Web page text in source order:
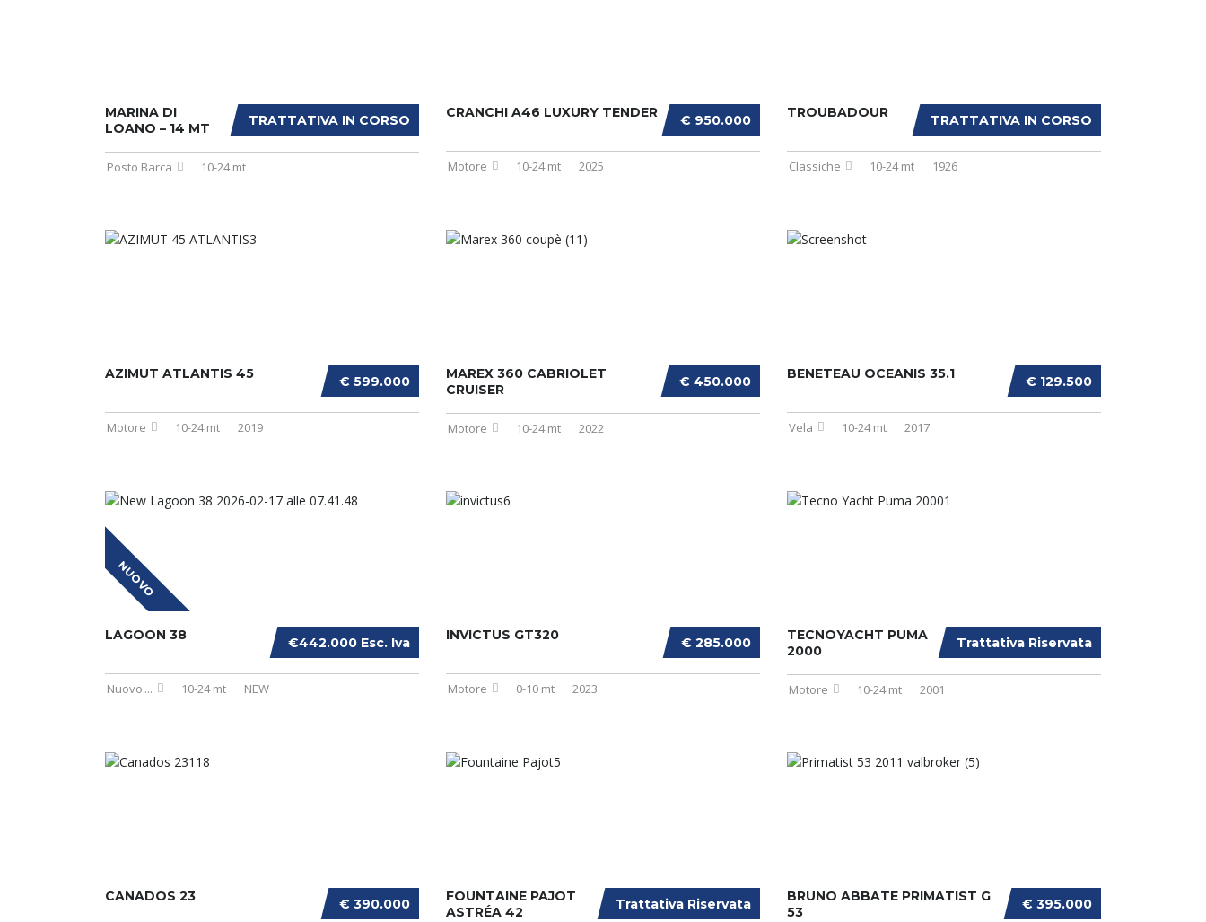
TRATTATIVA IN CORSO
MARINA DI
LOANO – 14 MT
Posto Barca 10-24 mt
€ 950.000
CRANCHI A46 LUXURY TENDER
Motore 10-24 mt 2025
TRATTATIVA IN CORSO
TROUBADOUR
Classiche 10-24 mt 1926
€ 599.000
AZIMUT ATLANTIS 45
Motore 10-24 mt 2019
€ 450.000
MAREX 360 CABRIOLET
CRUISER
Motore 10-24 mt 2022
€ 129.500
BENETEAU OCEANIS 35.1
Vela 10-24 mt 2017
NUOVO
€442.000 Esc. Iva
LAGOON 38
Nuovo ... 10-24 mt NEW
€ 285.000
INVICTUS GT320
Motore 0-10 mt 2023
Trattativa Riservata
TECNOYACHT PUMA
2000
Motore 10-24 mt 2001
€ 390.000
CANADOS 23 Trattativa Riservata
FOUNTAINE PAJOT
ASTRÉA 42
€ 395.000
BRUNO ABBATE PRIMATIST G
53